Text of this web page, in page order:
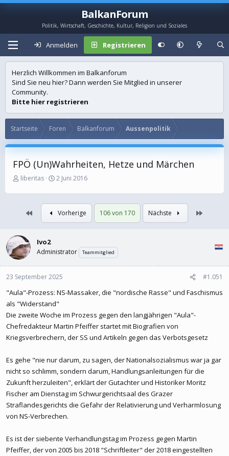
BalkanForum
Politik, Wirtschaft, Geschichte, Kultur, Religion und Soziales
Anmelden Registrieren
Herzlich Willkommen im Balkanforum
Sind Sie neu hier? Dann werden Sie Mitglied in unserer
Community.
Bitte hier registrieren
Startseite Foren Balkanforum Aussenpolitik
FPÖ (Un)Wahrheiten, Hetze und Märchen
E
s
e
r
liberitas
E
s
t
e
l
a
2 Juni 2016
Vorherige 106 von 170 Nächste
Ivo2
Administrator Teammitglied
23 September 2025 #1.051
"Aula"-Prozess: NS-Massaker, die "nordische Rasse" und Faschismus
als "Widerstand"
Die zweite Woche im Prozess gegen den langjährigen "Aula"-
Chefredakteur Martin Pfeiffer startet mit Biografien von
Kriegsverbrechern, der SS und Artikeln gegen das Verbotsgesetz
Es gehe "nie nur darum, zu sagen, der Nationalsozialismus war ja gar
nicht so schlimm, sondern darum, Handlungsanleitungen für die
Zukunft herzuleiten", erklärt der Gutachter und Historiker Moritz
Fischer am Dienstag im Schwurgerichtsaal des Grazer
Straflandesgerichts die Gefahr der Relativierung und Verharmlosung
von NS-Verbrechen.
Es ist der siebente Verhandlungstag im Prozess gegen Martin
Pfeiffer, der von 2005 bis 2018 "Schriftleiter" der 2018 eingestellten